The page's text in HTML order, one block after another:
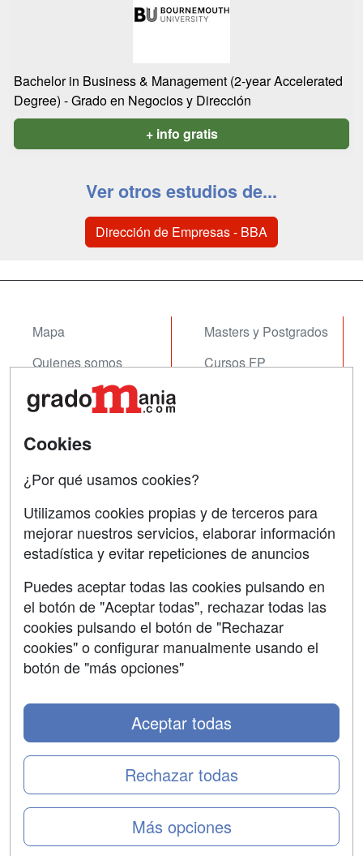
Bachelor in Business & Management (2-year Accelerated
Degree) - Grado en Negocios y Dirección
+ info gratis
Ver otros estudios de...
Dirección de Empresas - BBA
Mapa
Quienes somos
Tarifas publicidad
Acceso Centros
Masters y Postgrados
Cursos FP
Contactar
Confidencialidad
Aviso legal
Copyleft
Cookies
¿Por qué usamos cookies?
Utilizamos cookies propias y de terceros para
mejorar nuestros servicios, elaborar información
estadística y evitar repeticiones de anuncios
Puedes aceptar todas las cookies pulsando en
el botón de "Aceptar todas", rechazar todas las
cookies pulsando el botón de "Rechazar
cookies" o configurar manualmente usando el
botón de "más opciones"
Más opciones
Rechazar todas
Aceptar todas